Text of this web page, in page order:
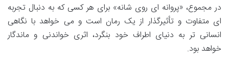
در مجموع، «پروانه ای روی شانه» برای هر کسی که به دنبال تجربه
ای متفاوت و تأثیرگذار از یک رمان است و می خواهد با نگاهی
انسانی تر به دنیای اطراف خود بنگرد، اثری خواندنی و ماندگار
خواهد بود.